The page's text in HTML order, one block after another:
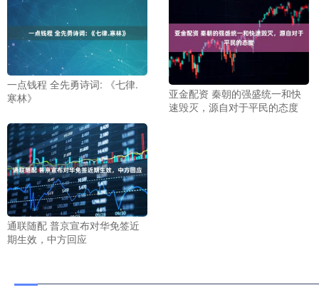
一点钱程 全先勇诗词: 《七律.
寒林》
亚金配资 秦朝的强盛统一和快
速毁灭，源自对于平民的态度
通联随配 普京宣布对华免签近
期生效，中方回应